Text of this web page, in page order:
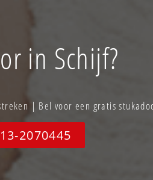
in Schijf?
| Bel voor een gratis
2070445